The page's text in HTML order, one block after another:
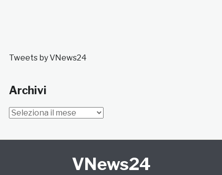
Tweets by VNews24
Archivi
Archivi
VNews24